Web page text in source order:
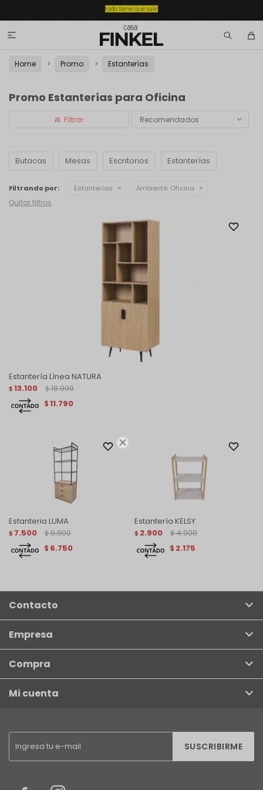


Home Promo Estanterías
Promo Estanterías para Oficina
Recomendados
Butacas Mesas Escritorios Estanterías
Filtrando por: Estanterías Ambiente: Oficina
Quitar filtros
Estantería Línea NATURA
$ 13.100 $ 18.900
$11.790
Estanteria LUMA
$ 7.500 $ 9.900
$ 6.750
Estantería KELSY
$ 2.900 $ 4.900
$ 2.175
SUSCRIBIRME
Contacto
Empresa
Compra
Mi cuenta